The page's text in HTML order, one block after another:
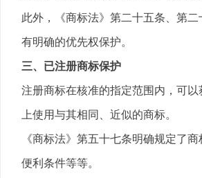
此外，《商标法》第二十五条、第
有明确的优先权保护。
三、已注册商标保护
注册商标在核准的指定范围内，可
上使用与其相同、近似的商标。
《商标法》第五十七条明确规定了
便利条件等等。